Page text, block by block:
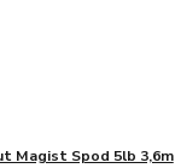
Magist Spod 5lb 3,6m